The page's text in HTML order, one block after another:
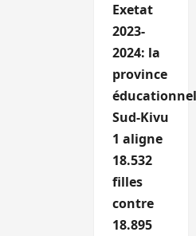
Exetat
2023-
2024: la
province
Sud-Kivu
1 aligne
18.532
filles
contre
18.895